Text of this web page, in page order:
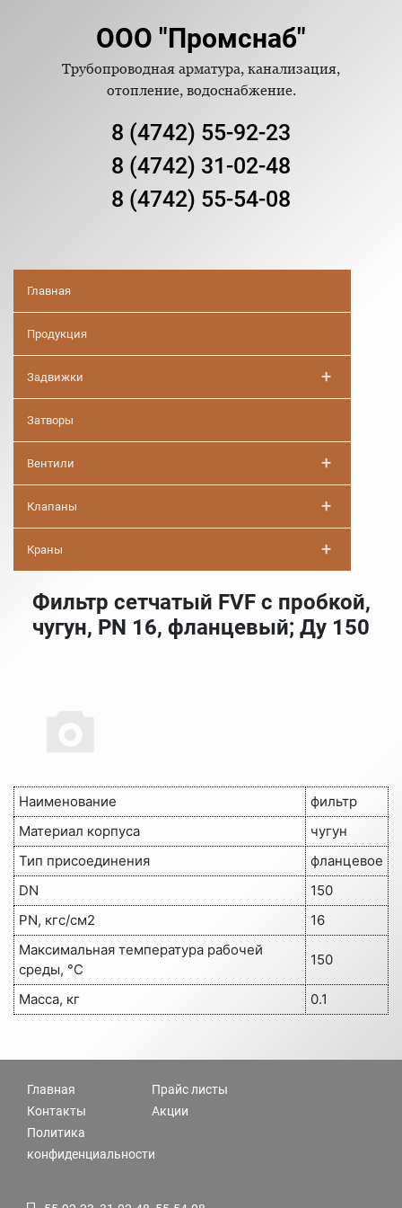
ООО "Промснаб"
Трубопроводная арматура, канализация,
отопление, водоснабжение.
8 (4742) 55-92-23
8 (4742) 31-02-48
8 (4742) 55-54-08
Главная
Продукция
Задвижки +
Затворы
Вентили +
Клапаны +
Краны +
Фильтр сетчатый FVF с пробкой,
чугун, PN 16, фланцевый; Ду 150
Наименование
фильтр
Материал корпуса
чугун
Тип присоединения
фланцевое
DN
150
PN, кгс/см2
16
Максимальная температура рабочей
среды, °C
150
Масса, кг 0.1
Главная
Контакты
Политика
конфиденциальности
Прайс листы
Акции